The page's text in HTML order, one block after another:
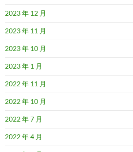
2023 年 12 月
2023 年 11 月
2023 年 10 月
2023 年 1 月
2022 年 11 月
2022 年 10 月
2022 年 7 月
2022 年 4 月